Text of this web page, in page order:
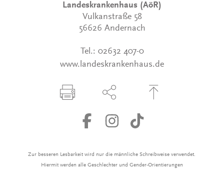
Landeskrankenhaus (AöR)
Vulkanstraße 58
56626 Andernach
Tel.: 02632 407-0
www.landeskrankenhaus.de
Zur besseren Lesbarkeit wird nur die männliche Schreibweise verwendet.
Hiermit werden alle Geschlechter und Gender-Orientierungen